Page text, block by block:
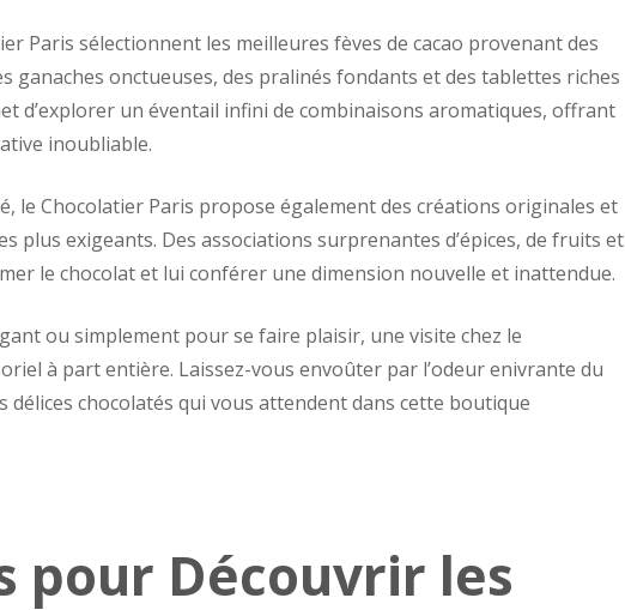
Paris sélectionnent les meilleures fèves de cacao provenant des
ganaches onctueuses, des pralinés fondants et des tablettes riches
d’explorer un éventail infini de combinaisons aromatiques, offrant
inoubliable.
le Chocolatier Paris propose également des créations originales et
plus exigeants. Des associations surprenantes d’épices, de fruits et
le chocolat et lui conférer une dimension nouvelle et inattendue.
ou simplement pour se faire plaisir, une visite chez le
à part entière. Laissez-vous envoûter par l’odeur enivrante du
délices chocolatés qui vous attendent dans cette boutique
pour Découvrir les